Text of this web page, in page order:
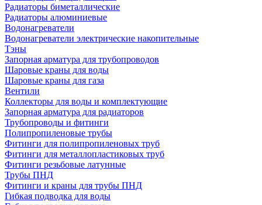
Радиаторы биметаллические
Радиаторы алюминиевые
Водонагреватели
Водонагреватели электрические накопительные
Тэны
Запорная арматура для трубопроводов
Шаровые краны для воды
Шаровые краны для газа
Вентили
Коллекторы для воды и комплектующие
Запорная арматура для радиаторов
Трубопроводы и фитинги
Полипропиленовые трубы
Фитинги для полипропиленовых труб
Фитинги для металлопластиковых труб
Фитинги резьбовые латунные
Трубы ПНД
Фитинги и краны для трубы ПНД
Гибкая подводка для воды